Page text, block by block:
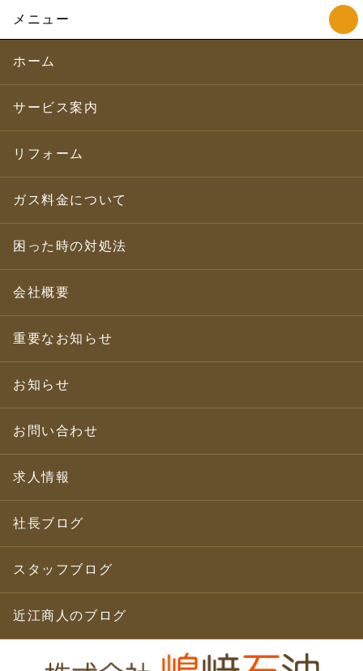
メニュー
ホーム
サービス案内
リフォーム
ガス料金について
困った時の対処法
会社概要
重要なお知らせ
お知らせ
お問い合わせ
求人情報
社長ブログ
スタッフブログ
近江商人のブログ